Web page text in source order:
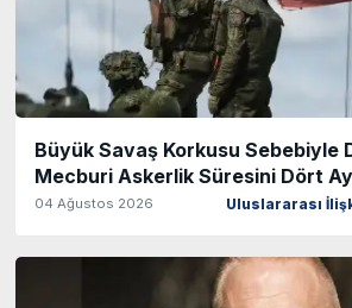
Büyük Savaş Korkusu Sebebiyle
Mecburi Askerlik Süresini Dört
04 Ağustos 2026 Uluslararası